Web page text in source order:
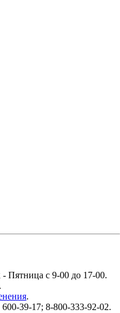
Пятница с 9-00 до 17-00.
.
39-17; 8-800-333-92-02.